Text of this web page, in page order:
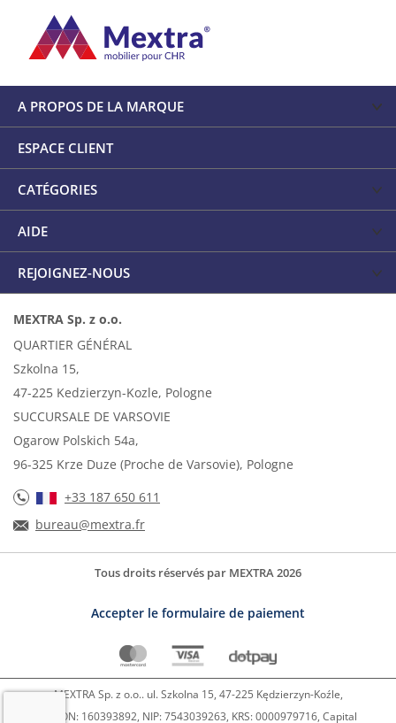
A PROPOS DE LA MARQUE
ESPACE CLIENT
CATÉGORIES
AIDE
REJOIGNEZ-NOUS
MEXTRA Sp. z o.o.
QUARTIER GÉNÉRAL
Szkolna 15,
47-225 Kedzierzyn-Kozle, Pologne
SUCCURSALE DE VARSOVIE
Ogarow Polskich 54a,
96-325 Krze Duze (Proche de Varsovie), Pologne
+33 187 650 611
bureau@mextra.fr
Tous droits réservés par MEXTRA 2026
Accepter le formulaire de paiement
MEXTRA Sp. z o.o.. ul. Szkolna 15, 47-225 Kędzierzyn-Koźle,
REGON: 160393892, NIP: 7543039263, KRS: 0000979716, Capital